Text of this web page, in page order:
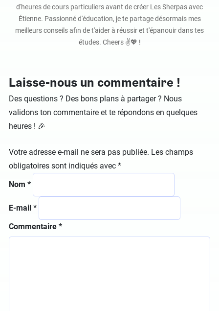
d'heures de cours particuliers avant de créer Les Sherpas avec
Étienne. Passionné d'éducation, je te partage désormais mes
meilleurs conseils afin de t'aider à réussir et t'épanouir dans tes
études. Cheers ✌️💖 !
Laisse-nous un commentaire !
Des questions ? Des bons plans à partager ? Nous
validons ton commentaire et te répondons en quelques
heures ! 🎉
Votre adresse e-mail ne sera pas publiée. Les champs
obligatoires sont indiqués avec *
Commentaire *
Nom *
E-mail *